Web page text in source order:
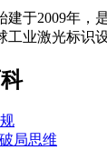
建于2009年，
业激光标识
局思维